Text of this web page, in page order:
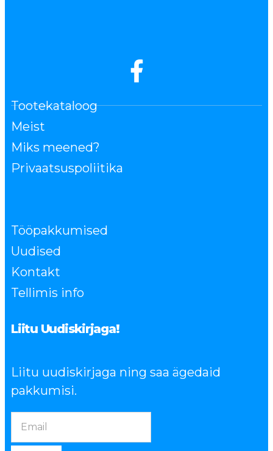
Tootekataloog
Meist
Miks meened?
Privaatsuspoliitika
Tööpakkumised
Uudised
Kontakt
Tellimis info
Liitu Uudiskirjaga!
Liitu uudiskirjaga ning saa ägedaid
pakkumisi.